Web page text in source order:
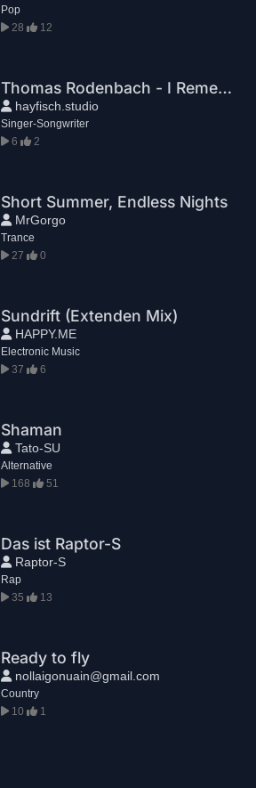
Pop
28
12
Thomas Rodenbach - I Remember
hayfisch.studio
Singer-Songwriter
6
2
Short Summer, Endless Nights
MrGorgo
Trance
27
0
Sundrift (Extenden Mix)
HAPPY.ME
Electronic Music
37
6
Shaman
Tato-SU
Alternative
168
51
Das ist Raptor-S
Raptor-S
Rap
35
13
Ready to fly
nollaigonuain@gmail.com
Country
10
1